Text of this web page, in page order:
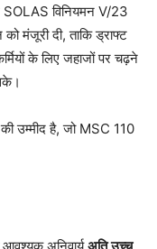
SOLAS विनियमन V/23
मंजूरी दी, ताकि ड्राफ्ट
के लिए जहाजों पर चढ़ने
उम्मीद है, जो MSC 110